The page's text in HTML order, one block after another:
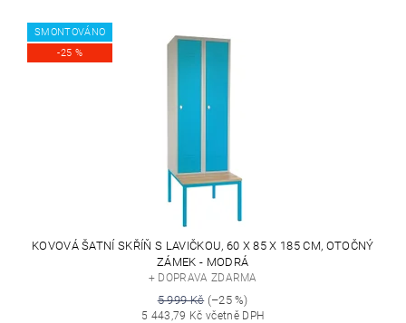
SMONTOVÁNO
-25 %
KOVOVÁ ŠATNÍ SKŘÍŇ S LAVIČKOU, 60 X 85 X 185 CM, OTOČNÝ
ZÁMEK - MODRÁ
+ DOPRAVA ZDARMA
5 999 Kč(–25 %)
5 443,79 Kč včetně DPH